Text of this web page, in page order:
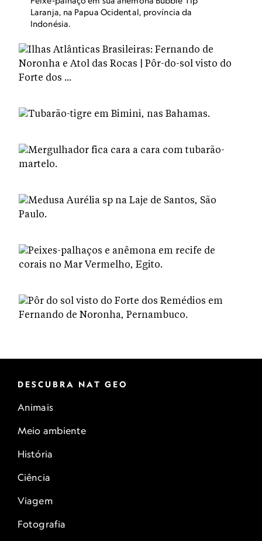
Laranja, na Papua Ocidental, província da
Indonésia.
DESCUBRA NAT GEO
Animais
Meio ambiente
História
Ciência
Viagem
Fotografia